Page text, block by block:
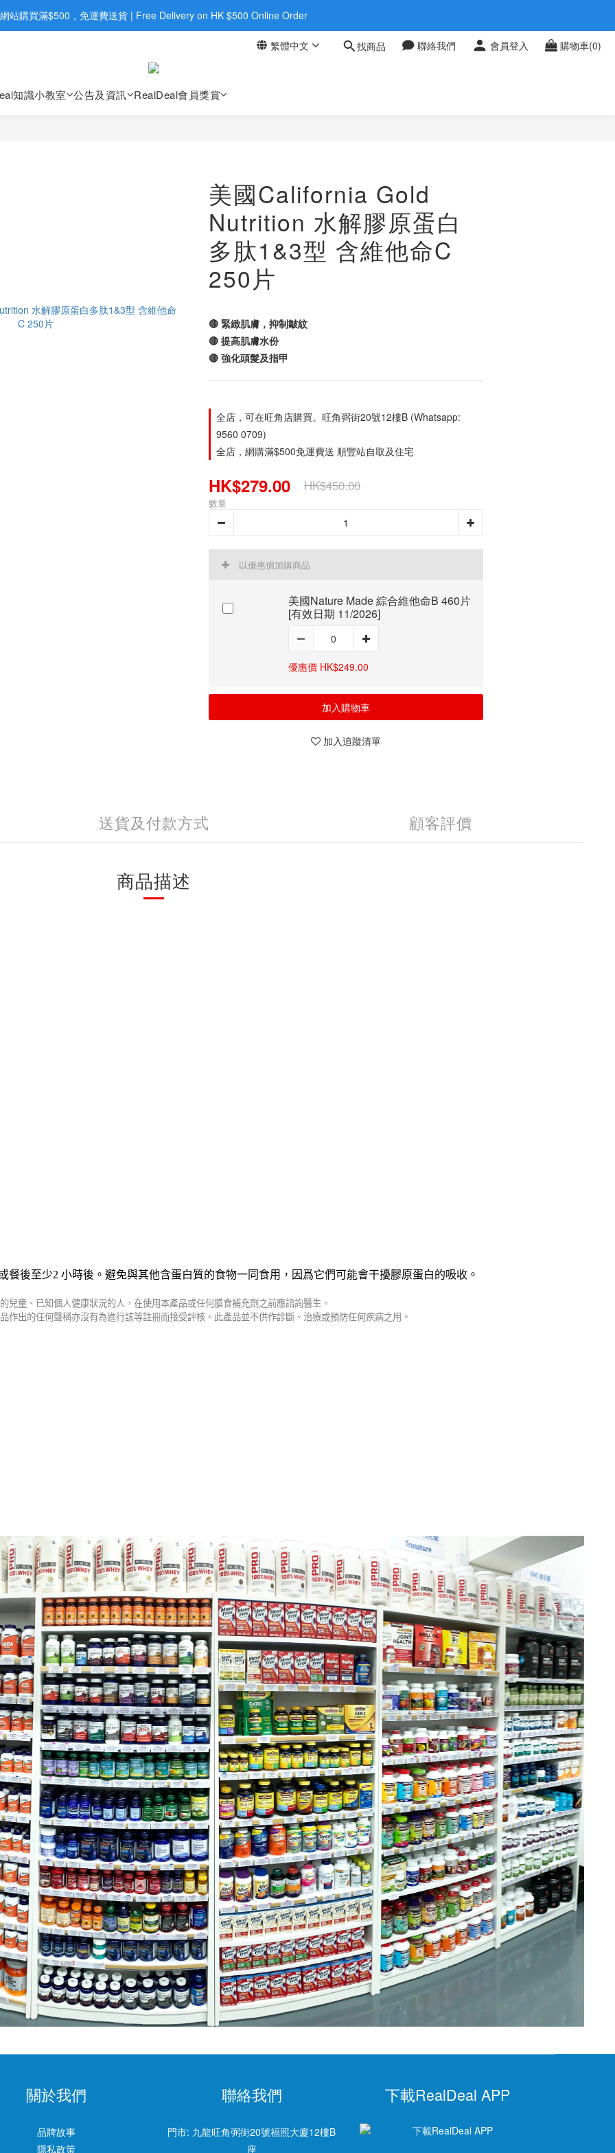
旺角店購買：旺角弼街20號12樓B  |  RealDeal 保健品 | WhatsApp 9560 0709
網站購買滿$500，免運費送貨 | Free Delivery on HK $500 Online Order
旺角店購買：旺角弼街20號12樓B  |  RealDeal 保健品 | WhatsApp 9560 0709
繁體中文 找商品 聯絡我們 會員登入 購物車(0)
知識小教室 公告及資訊 RealDeal會員獎賞
美國California Gold
Nutrition 水解膠原蛋白
多肽1&3型 含維他命C
250片
🔴 緊緻肌膚，抑制皺紋
🔴 提高肌膚水份
🔴 強化頭髮及指甲
全店，可在旺角店購買。旺角弼街20號12樓B (Whatsapp:
9560 0709)
全店，網購滿$500免運費送 順豐站自取及住宅
HK$279.00 HK$450.00
數量
以優惠價加購商品
美國Nature Made 綜合維他命B 460片
[有效日期 11/2026]
優惠價 HK$249.00
加入購物車
加入追蹤清單
送貨及付款方式 顧客評價
商品描述
餐後至少2 小時後。 避免與其他含蛋白質的食物一同食用，因爲它們可能會干擾膠原蛋白的吸收 。
兒童、已知個人健康狀況的人，在使用本產品或任何膳食補充劑之前應諮詢醫生。
出的任何聲稱亦沒有為進行該等註冊而接受評核。此產品並不供作診斷、治療或預防任何疾病之用。
關於我們
品牌故事
隱私政策
聯絡我們
門市: 九龍旺角弼街20號福照大廈12樓B
座
下載RealDeal APP